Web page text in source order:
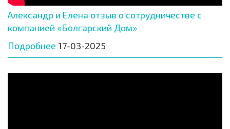
Александр и Елена отзыв о сотрудничестве с
компанией «Болгарский Дом»
Подробнее 17-03-2025